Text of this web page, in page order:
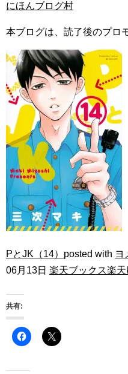
にほんブログ村
本ブログは、読了後のプロ
PとJK（14） posted with ヨ
06月13日 楽天ブックス楽
共有: